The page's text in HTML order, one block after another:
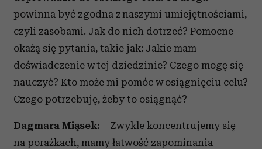
powinna być zgodna z naszymi umiejętnościami,
czyli zasobami. Jak do nich dotrzeć? Pomocne
okażą się pytania, takie jak: Jakie mam
doświadczenie w tej dziedzinie? Czego mogę się
nauczyć? Kto może mi pomóc w osiągnięciu celu?
Czego potrzebuję, żeby to osiągnąć?
Dagmara Miąsek: – Zwykle koncentrujemy się
na porażkach, mamy łatwość zapominania